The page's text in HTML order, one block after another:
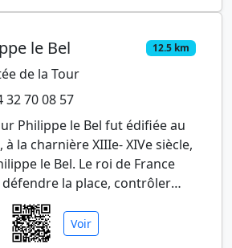
le Bel 12.5 km
de la Tour
32 70 08 57
Philippe le Bel fut édifiée au
la charnière XIIIe- XIVe siècle,
le Bel. Le roi de France
la place, contrôler
Voir